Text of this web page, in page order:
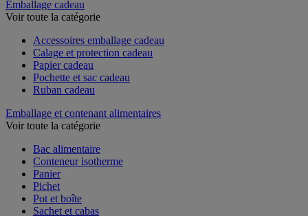
Emballage cadeau
Accessoires emballage cadeau
Calage et protection cadeau
Papier cadeau
Pochette et sac cadeau
Emballage et contenant alimentaires
Bac alimentaire
Conteneur isotherme
Panier
Pichet
Pot et boîte